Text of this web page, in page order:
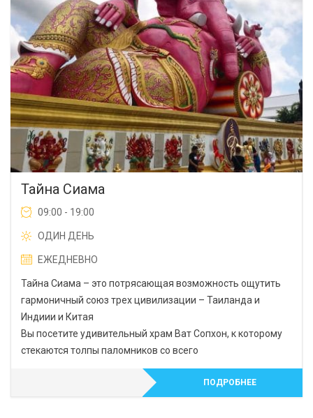
Тайна Сиама
09:00 - 19:00
ОДИН ДЕНЬ
ЕЖЕДНЕВНО
Тайна Сиама – это потрясающая возможность ощутить
гармоничный союз трех цивилизации – Таиланда и
Индиии и Китая
Вы посетите удивительный храм Ват Сопхон, к которому
стекаются толпы паломников со всего
ПОДРОБНЕЕ